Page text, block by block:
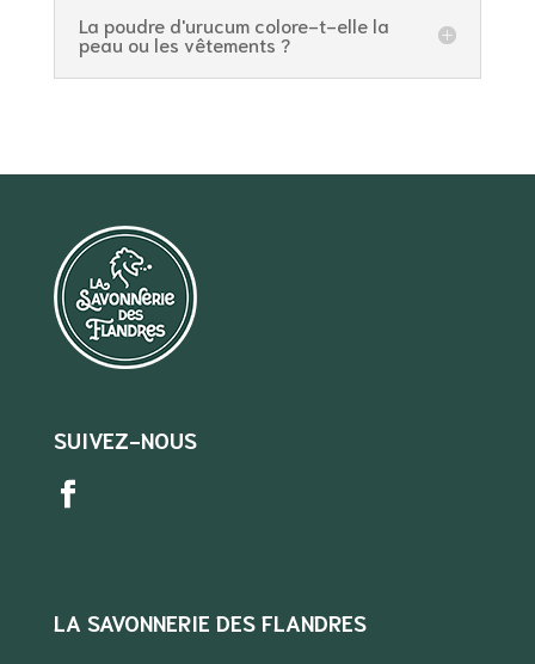
La poudre d'urucum colore-t-elle la
peau ou les vêtements ?
SUIVEZ-NOUS
LA SAVONNERIE DES FLANDRES